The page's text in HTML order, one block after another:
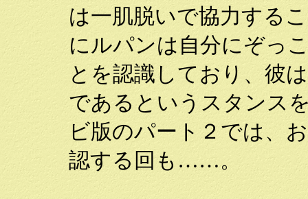
は一肌脱いで協力する
にルパンは自分にぞっ
とを認識しており、彼
であるというスタンス
ビ版のパート２では、
認する回も……。